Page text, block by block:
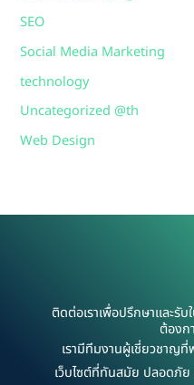
SEO
Social Media Marketing
technology
Uncategorized @th
Web Design
ติดต่อเราเพื่อปรึกษาและรั
ต้อง
เรามีทีมงานผู้เชี่ยวชาญ
เว็บไซต์ที่ทันสมัย ปลอดภั